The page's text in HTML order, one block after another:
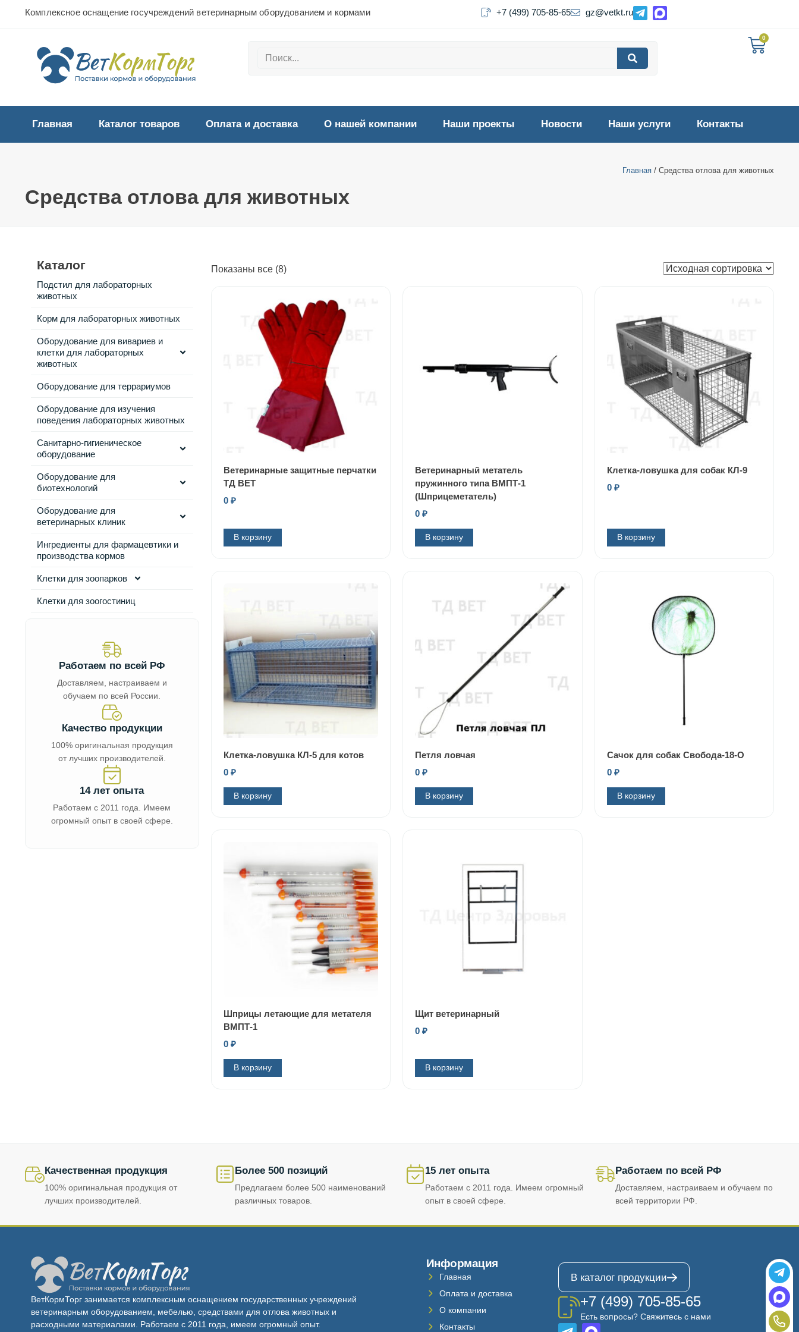
Комплексное оснащение госучреждений ветеринарным оборудованием и кормами +7 (499) 705-85-65 gz@vetkt.ru
0
Главная Каталог товаров Оплата и доставка О нашей компании Наши проекты Новости Наши услуги Контакты
Главная / Средства отлова для животных
Средства отлова для животных
Каталог
Подстил для лабораторных
животных
Корм для лабораторных животных
Оборудование для вивариев и
клетки для лабораторных
животных
Оборудование для террариумов
Оборудование для изучения
поведения лабораторных животных
Санитарно-гигиеническое
оборудование
Оборудование для
биотехнологий
Оборудование для
ветеринарных клиник
Ингредиенты для фармацевтики и
производства кормов
Клетки для зоопарков
Клетки для зоогостиниц
Работаем по всей РФ
Доставляем, настраиваем и
обучаем по всей России.
Качество продукции
100% оригинальная продукция
от лучших производителей.
14 лет опыта
Работаем с 2011 года. Имеем
огромный опыт в своей сфере.
Показаны все (8)
Ветеринарные защитные перчатки
ТД ВЕТ
0 ₽
В корзину
Ветеринарный метатель
пружинного типа ВМПТ-1
(Шприцеметатель)
0₽
В корзину
Клетка-ловушка для собак КЛ-9
0 ₽
В корзину
Клетка-ловушка КЛ-5 для котов
0 ₽
В корзину
Петля ловчая
0₽
В корзину
Сачок для собак Свобода-18-О
0 ₽
В корзину
Шприцы летающие для метателя
ВМПТ-1
0 ₽
В корзину
Щит ветеринарный
0₽
В корзину
Качественная продукция
100% оригинальная продукция от
лучших производителей.
Более 500 позиций
Предлагаем более 500 наименований
различных товаров.
15 лет опыта
Работаем с 2011 года. Имеем огромный
опыт в своей сфере.
Работаем по всей РФ
Доставляем, настраиваем и обучаем по
всей территории РФ.
ВетКормТорг занимается комплексным оснащением государственных учреждений
ветеринарным оборудованием, мебелью, средствами для отлова животных и
расходными материалами. Работаем с 2011 года, имеем огромный опыт.
Информация
Главная
Оплата и доставка
О компании
Контакты
В каталог продукции
+7 (499) 705-85-65
Есть вопросы? Свяжитесь с нами